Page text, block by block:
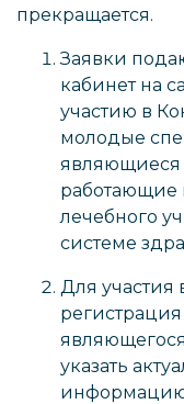
прекращается.
Заявки
кабинет на
участию в
молодые
являющиеся
работающие
лечебного
системе
Для
указать
информацию